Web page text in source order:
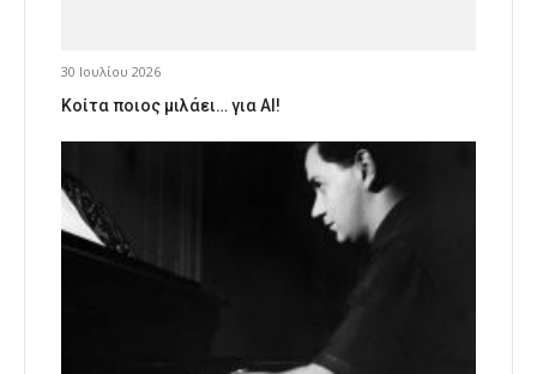
30 Ιουλίου 2026
Κοίτα ποιος μιλάει… για AI!